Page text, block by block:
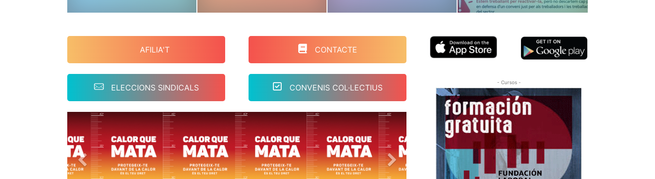
AFILIA'T
ELECCIONS SINDICALS
CONTACTE
CONVENIS COL·LECTIUS
- Cursos -